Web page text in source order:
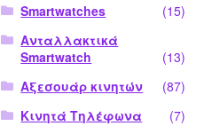
Smartwatches
(15)
Ανταλλακτικά
Smartwatch
(13)
Αξεσουάρ κινητών
(87)
Κινητά Τηλέφωνα
(7)